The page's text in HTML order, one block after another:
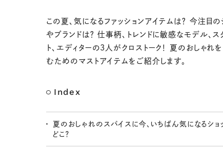
この夏、気になるファッションアイテムは？ 今注目の
やブランドは？ 仕事柄、トレンドに敏感なモデル、ス
ト、エディターの3人がクロストーク！ 夏のおしゃれ
むためのマストアイテムをご紹介します。
Index
夏のおしゃれのスパイスに今、いちばん気になるショ
どこ？